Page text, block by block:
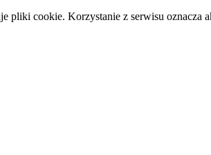
pliki cookie. Korzystanie z serwisu oznacza